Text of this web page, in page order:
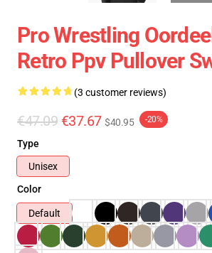
Pro Wrestling
Retro Ppv Pullover
(3 customer reviews)
€47.09 €37.67 $40.95 -20%
Type
Unisex
Color
Default